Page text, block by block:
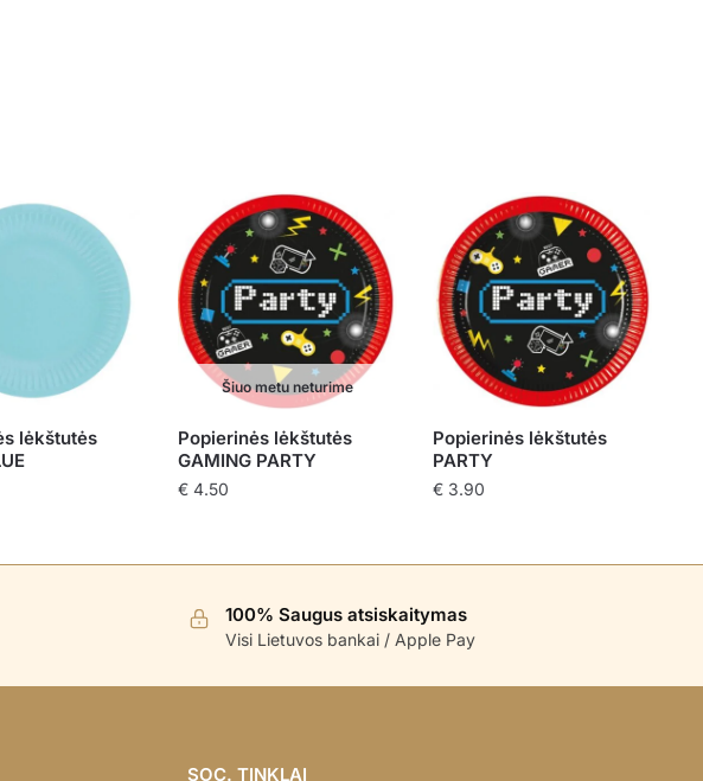
lėkštutės
Šiuo metu neturime
Popierinės lėkštutės
GAMING PARTY
€ 4.50
Popierinės lėkštutės
PARTY
€3.90
100% Saugus atsiskaitymas
Visi Lietuvos bankai / Apple Pay
SOC. TINKLAI